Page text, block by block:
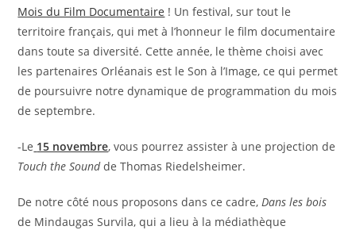
Mois du Film Documentaire ! Un festival, sur tout le
territoire français, qui met à l’honneur le film documentaire
dans toute sa diversité. Cette année, le thème choisi avec
les partenaires Orléanais est le Son à l’Image, ce qui permet
de poursuivre notre dynamique de programmation du mois
de septembre.
-Le 15 novembre, vous pourrez assister à une projection de
Touch the Soundde Thomas Riedelsheimer.
De notre côté nous proposons dans ce cadre, Dans les bois
de Mindaugas Survila, qui a lieu à la médiathèque